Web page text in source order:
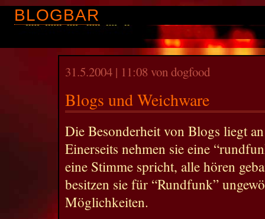
BLOGBAR
31.5.2004 | 11:08 von dogfood
Blogs und Weichware
Die Besonderheit von Blogs liegt
Einerseits nehmen sie eine
eine Stimme spricht, alle hören
besitzen sie für “Rundfunk”
Möglichkeiten.